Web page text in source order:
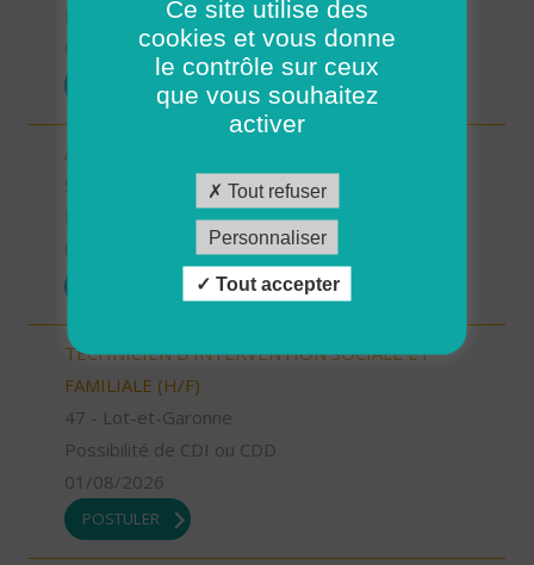
Possibilité de CDI ou CDD
01/08/2026
AIDE SOIGNANT (H/F)
94 - Val-de-Marne
Possibilité de CDI ou CDD
TECHNICIEN D’INTERVENTION SOCIALE ET
FAMILIALE (H/F)
47 - Lot-et-Garonne
Possibilité de CDI ou CDD
01/08/2026
POSTULER
Ce site utilise des
cookies et vous donne
le contrôle sur ceux
que vous souhaitez
activer
Tout refuser
Personnaliser
Tout accepter